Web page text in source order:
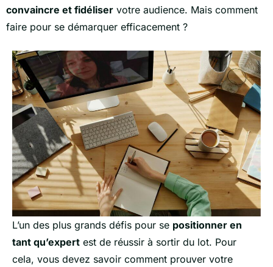
convaincre et fidéliser votre audience. Mais comment
faire pour se démarquer efficacement ?
L’un des plus grands défis pour se positionner en
tant qu’expert est de réussir à sortir du lot. Pour
cela, vous devez savoir comment prouver votre